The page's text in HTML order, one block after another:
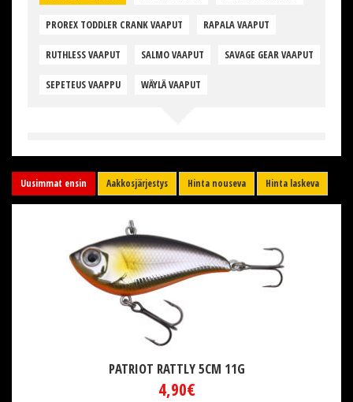
PROREX TODDLER CRANK VAAPUT RAPALA VAAPUT
RUTHLESS VAAPUT SALMO VAAPUT SAVAGE GEAR VAAPUT
SEPETEUS VAAPPU WÄYLÄ VAAPUT
Uusimmat ensin Aakkosjärjestys Hinta nouseva Hinta laskeva
PATRIOT RATTLY 5CM 11G
4,90€